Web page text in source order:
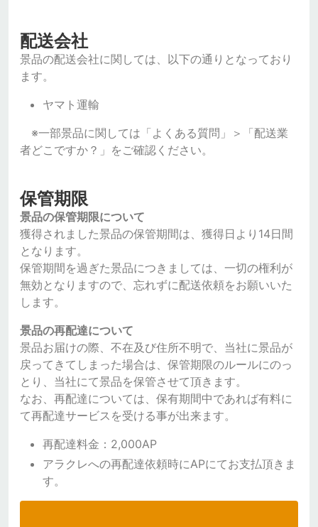
配送会社
景品の配送会社に関しては、以下の通りとなっており
ます。
ヤマト運輸
※一部景品に関しては「よくある質問」＞「配送業
者どこですか？」をご確認ください。
保管期限
景品の保管期限について
獲得されました景品の保管期間は、獲得日より14日間
となります。
保管期間を過ぎた景品につきましては、一切の権利が
無効となりますので、忘れずに配送依頼をお願いいた
します。
景品の再配達について
景品お届けの際、不在及び住所不明で、当社に景品が
戻ってきてしまった場合は、保管期限のルールにのっ
とり、当社にて景品を保管させて頂きます。
なお、再配達については、保有期間中であれば有料に
て再配達サービスを受ける事が出来ます。
再配達料金：2,000AP
アラクレへの再配達依頼時にAPにてお支払頂きま
す。